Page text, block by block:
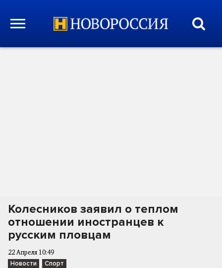
Колесников заявил о теплом
отношении иностранцев к
русским пловцам
22 Апреля 10:49
Новости Спорт